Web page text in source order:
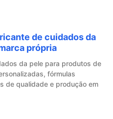
de cuidados da
própria
da pele para produtos de
fórmulas
de qualidade e produção em